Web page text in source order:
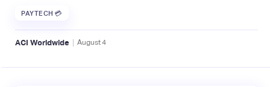
PAYTECH 💳
ACI Worldwide | August4